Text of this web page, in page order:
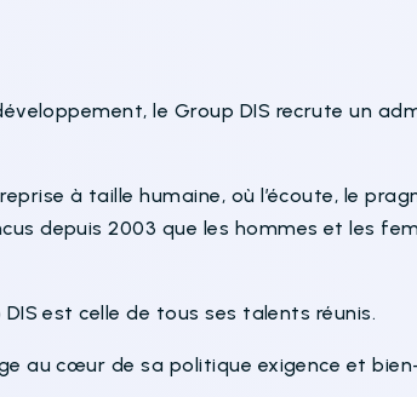
le Group DIS recrute un
à taille humaine, où l’écoute, le
depuis 2003 que les hommes et les
est celle de tous ses talents réunis.
au cœur de sa politique exigence et